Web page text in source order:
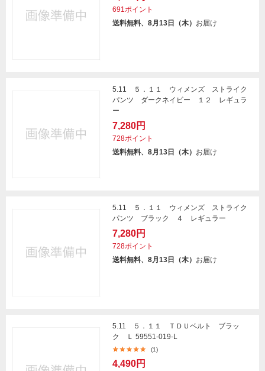
691ポイント
送料無料、8月13日（木） お届け
5.11 ５．１１ ウィメンズ ストライク
パンツ ダークネイビー １２ レギュラ
ー
7,280円
728ポイント
送料無料、8月13日（木） お届け
5.11 ５．１１ ウィメンズ ストライク
パンツ ブラック ４ レギュラー
7,280円
728ポイント
送料無料、8月13日（木） お届け
5.11 ５．１１ ＴＤＵベルト ブラッ
ク Ｌ 59551-019-L
(1)
4,490円